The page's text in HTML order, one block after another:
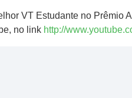
VT Estudante no Prêmio
no link http://